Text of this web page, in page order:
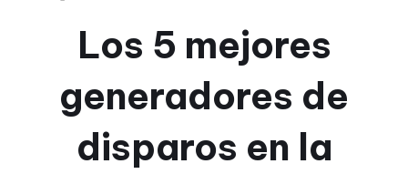
Los 5 mejores
generadores de
disparos en la